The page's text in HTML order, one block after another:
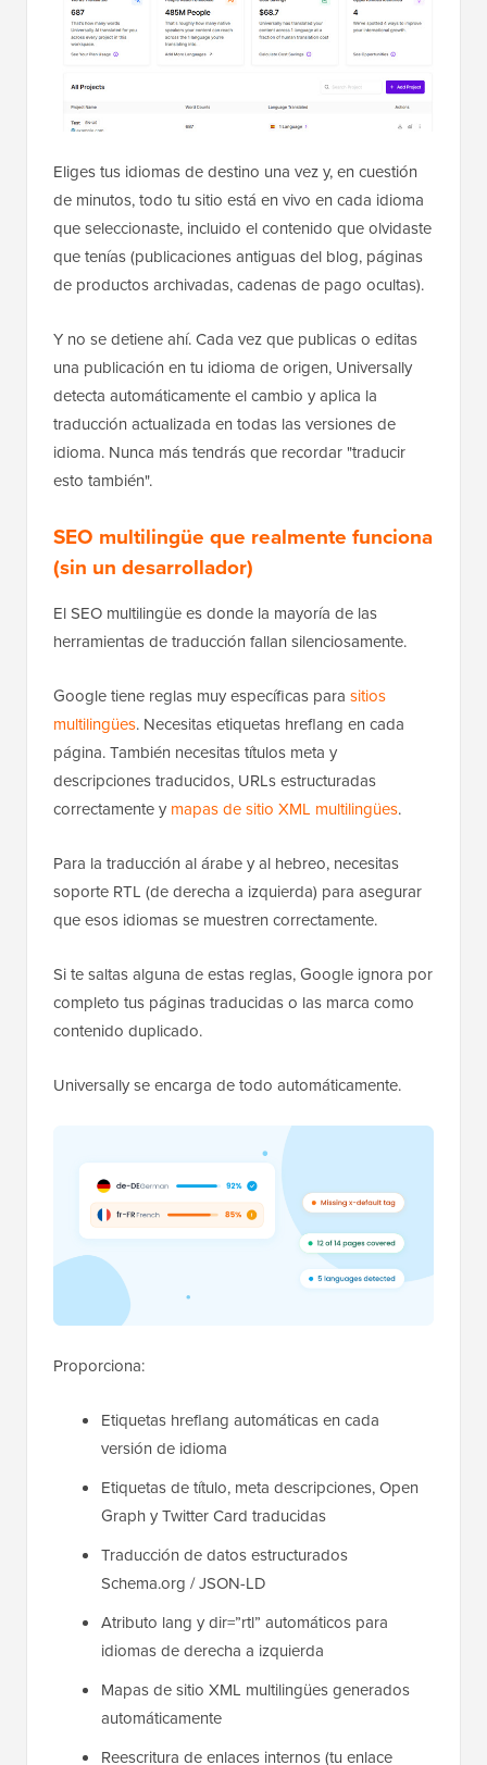
Eliges tus idiomas de destino una vez y, en cuestión
de minutos, todo tu sitio está en vivo en cada idioma
que seleccionaste, incluido el contenido que olvidaste
que tenías (publicaciones antiguas del blog, páginas
de productos archivadas, cadenas de pago ocultas).
Y no se detiene ahí. Cada vez que publicas o editas
una publicación en tu idioma de origen, Universally
detecta automáticamente el cambio y aplica la
traducción actualizada en todas las versiones de
idioma. Nunca más tendrás que recordar "traducir
esto también".
SEO multilingüe que realmente funciona
(sin un desarrollador)
El SEO multilingüe es donde la mayoría de las
herramientas de traducción fallan silenciosamente.
Google tiene reglas muy específicas para sitios
multilingües. Necesitas etiquetas hreflang en cada
página. También necesitas títulos meta y
descripciones traducidos, URLs estructuradas
correctamente y mapas de sitio XML multilingües.
Para la traducción al árabe y al hebreo, necesitas
soporte RTL (de derecha a izquierda) para asegurar
que esos idiomas se muestren correctamente.
Si te saltas alguna de estas reglas, Google ignora por
completo tus páginas traducidas o las marca como
contenido duplicado.
Universally se encarga de todo automáticamente.
Proporciona:
Etiquetas hreflang automáticas en cada
versión de idioma
Etiquetas de título, meta descripciones, Open
Graph y Twitter Card traducidas
Traducción de datos estructurados
Schema.org / JSON-LD
Atributo lang y dir=”rtl” automáticos para
idiomas de derecha a izquierda
Mapas de sitio XML multilingües generados
automáticamente
Reescritura de enlaces internos (tu enlace